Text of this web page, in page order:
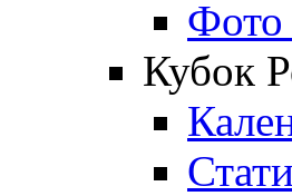
Фото
Кубок